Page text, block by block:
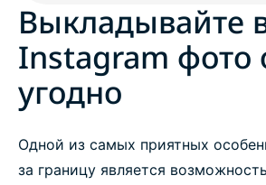
Выкладывайте
Instagram фото
угодно
Одной из самых приятных
за границу является